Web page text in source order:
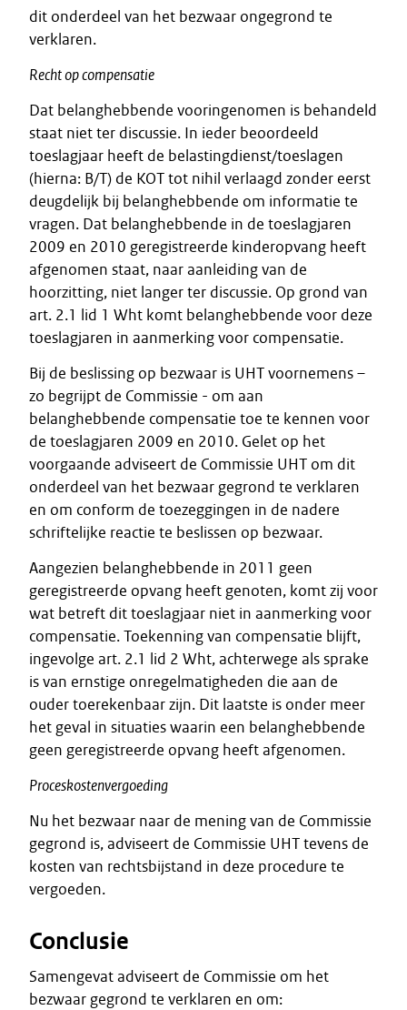
dit onderdeel van het bezwaar ongegrond te
verklaren.
Recht op compensatie
Dat belanghebbende vooringenomen is behandeld
staat niet ter discussie. In ieder beoordeeld
toeslagjaar heeft de belastingdienst/toeslagen
(hierna: B/T) de KOT tot nihil verlaagd zonder eerst
deugdelijk bij belanghebbende om informatie te
vragen. Dat belanghebbende in de toeslagjaren
2009 en 2010 geregistreerde kinderopvang heeft
afgenomen staat, naar aanleiding van de
hoorzitting, niet langer ter discussie. Op grond van
art. 2.1 lid 1 Wht komt belanghebbende voor deze
toeslagjaren in aanmerking voor compensatie.
Bij de beslissing op bezwaar is UHT voornemens –
zo begrijpt de Commissie - om aan
belanghebbende compensatie toe te kennen voor
de toeslagjaren 2009 en 2010. Gelet op het
voorgaande adviseert de Commissie UHT om dit
onderdeel van het bezwaar gegrond te verklaren
en om conform de toezeggingen in de nadere
schriftelijke reactie te beslissen op bezwaar.
Aangezien belanghebbende in 2011 geen
geregistreerde opvang heeft genoten, komt zij voor
wat betreft dit toeslagjaar niet in aanmerking voor
compensatie. Toekenning van compensatie blijft,
ingevolge art. 2.1 lid 2 Wht, achterwege als sprake
is van ernstige onregelmatigheden die aan de
ouder toerekenbaar zijn. Dit laatste is onder meer
het geval in situaties waarin een belanghebbende
geen geregistreerde opvang heeft afgenomen.
Proceskostenvergoeding
Nu het bezwaar naar de mening van de Commissie
gegrond is, adviseert de Commissie UHT tevens de
kosten van rechtsbijstand in deze procedure te
vergoeden.
Conclusie
Samengevat adviseert de Commissie om het
bezwaar gegrond te verklaren en om: